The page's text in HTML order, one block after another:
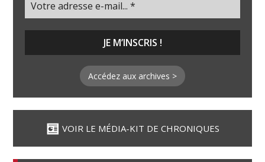
Accédez aux archives >
VOIR LE MÉDIA-KIT DE CHRONIQUES